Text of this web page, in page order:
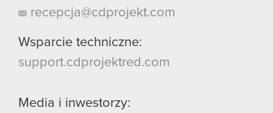
recepcja@cdprojekt.com
Wsparcie techniczne:
support.cdprojektred.com
Media i inwestorzy: